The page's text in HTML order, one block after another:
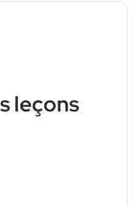
leçons